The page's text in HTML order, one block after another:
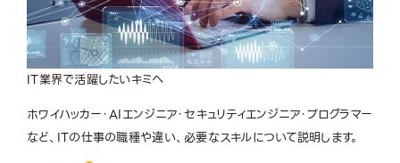
IT業界で活躍したいキミへ
ホワイハッカー・AIエンジニア・セキュリティエンジニア・プログラマー
など、ITの仕事の職種や違い、必要なスキルについて説明します。